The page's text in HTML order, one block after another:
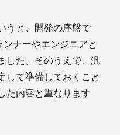
うと、開発の序盤で
ナーやエンジニアと
した。そのうえで、汎
して準備しておくこと
た内容と重なります